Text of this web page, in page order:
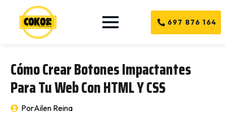
697 876 164
Cómo Crear Botones Impactantes
Para Tu Web Con HTML Y CSS
PorAilen Reina